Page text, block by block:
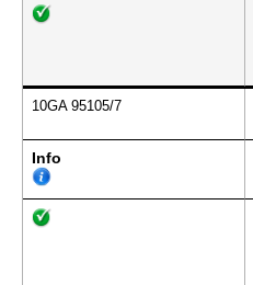
10GA 95105/7
Info